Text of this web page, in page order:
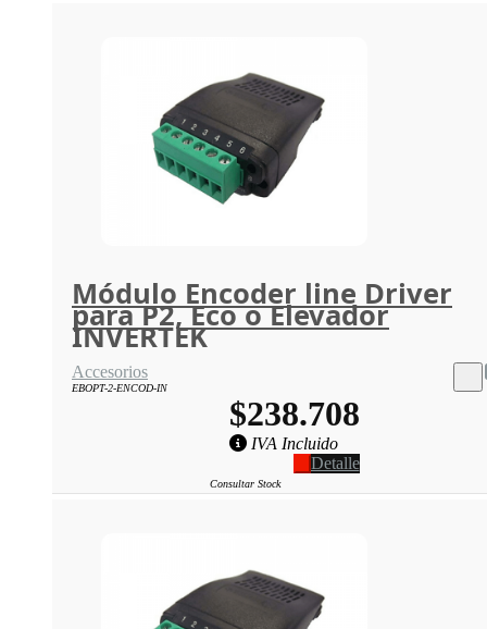
Módulo Encoder line Driver
para P2, Eco o Elevador
INVERTEK
Accesorios
EBOPT-2-ENCOD-IN
$238.708
IVA Incluido
Detalle
Consultar Stock